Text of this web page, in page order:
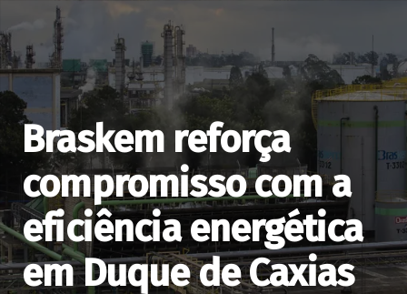
Braskem reforça
compromisso com a
eficiência energética
em Duque de Caxias